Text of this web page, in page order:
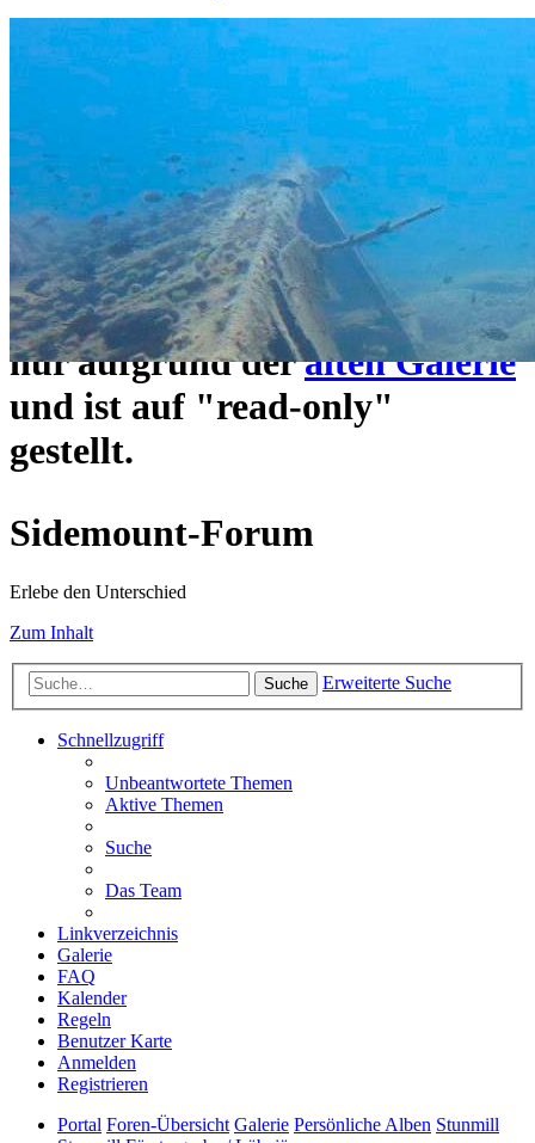
Das Sidemount-Forum ist auf
ein neues Forensystem
umgezogen und wie gewohnt
unter https://www.sidemount-
forum.comerreichbar.
Das alte Forum hier existiert
nur aufgrund deralten Galerie
und ist auf "read-only"
gestellt.
Sidemount-Forum
Erlebe den Unterschied
Zum Inhalt
Suche Erweiterte Suche
Schnellzugriff
Unbeantwortete Themen
Aktive Themen
Suche
Das Team
Linkverzeichnis
Galerie
FAQ
Kalender
Regeln
Benutzer Karte
Anmelden
Registrieren
Portal Foren-Übersicht Galerie Persönliche Alben Stunmill